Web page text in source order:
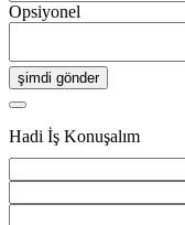
Opsiyonel
şimdi gönder
Hadi İş Konuşalım